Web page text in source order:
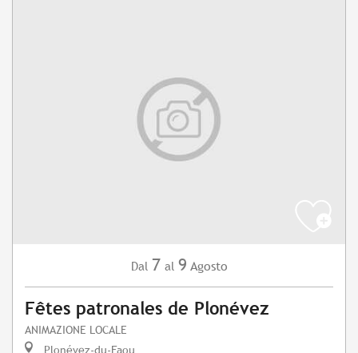
Dal 7 al 9 Agosto
Fêtes patronales de Plonévez
ANIMAZIONE LOCALE
Plonévez-du-Faou